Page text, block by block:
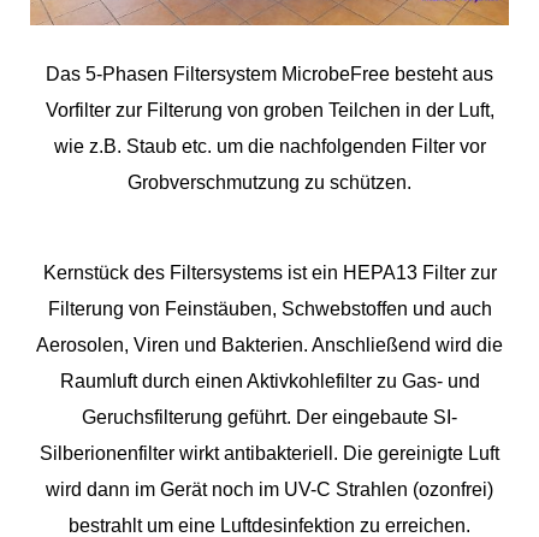
Das 5-Phasen Filtersystem MicrobeFree besteht aus
Vorfilter zur Filterung von groben Teilchen in der Luft,
wie z.B. Staub etc. um die nachfolgenden Filter vor
Grobverschmutzung zu schützen.
Kernstück des Filtersystems ist ein HEPA13 Filter zur
Filterung von Feinstäuben, Schwebstoffen und auch
Aerosolen, Viren und Bakterien. Anschließend wird die
Raumluft durch einen Aktivkohlefilter zu Gas- und
Geruchsfilterung geführt. Der eingebaute SI-
Silberionenfilter wirkt antibakteriell. Die gereinigte Luft
wird dann im Gerät noch im UV-C Strahlen (ozonfrei)
bestrahlt um eine Luftdesinfektion zu erreichen.